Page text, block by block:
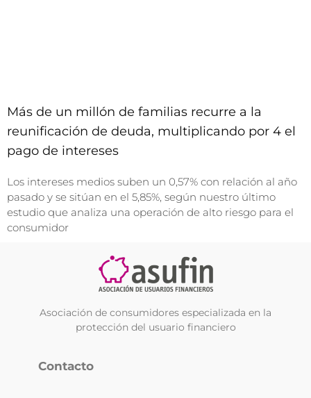
Más de un millón de familias recurre a la
reunificación de deuda, multiplicando por 4 el
pago de intereses
Los intereses medios suben un 0,57% con relación al año
pasado y se sitúan en el 5,85%, según nuestro último
estudio que analiza una operación de alto riesgo para el
consumidor
Asociación de consumidores especializada en la
protección del usuario financiero
Contacto